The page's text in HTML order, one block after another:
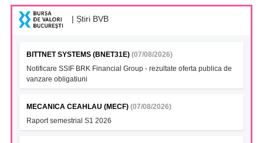
| Știri BVB
BITTNET SYSTEMS (BNET31E) (07/08/2026)
Notificare SSIF BRK Financial Group - rezultate oferta publica de
vanzare obligatiuni
MECANICA CEAHLAU (MECF) (07/08/2026)
Raport semestrial S1 2026